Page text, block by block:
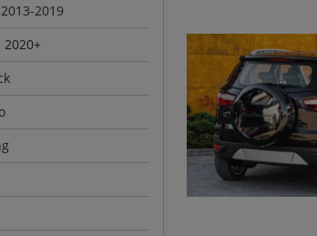
2019
2020+